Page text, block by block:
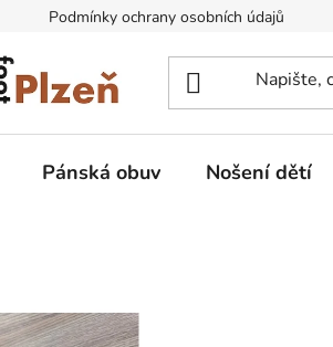
Podmínky ochrany osobních údajů
Pánská obuv Nošení dětí